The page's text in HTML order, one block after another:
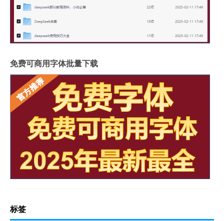
免费可商用字体批量下载
标签